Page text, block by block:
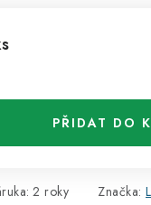
PŘIDAT DO
: 2 roky Značka: